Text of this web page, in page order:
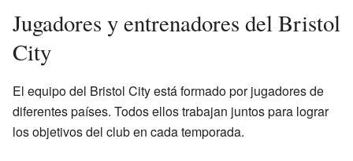
Jugadores y entrenadores del Bristol
City
El equipo del Bristol City está formado por jugadores de
diferentes países. Todos ellos trabajan juntos para lograr
los objetivos del club en cada temporada.